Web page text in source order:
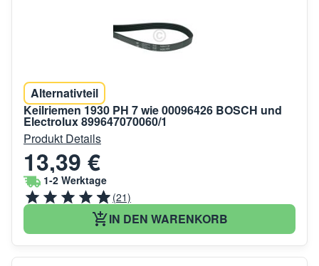
Alternativteil
Keilriemen 1930 PH 7 wie 00096426 BOSCH und
Electrolux 899647070060/1
Produkt Details
13,39 €
1-2 Werktage
(21)
IN DEN WARENKORB